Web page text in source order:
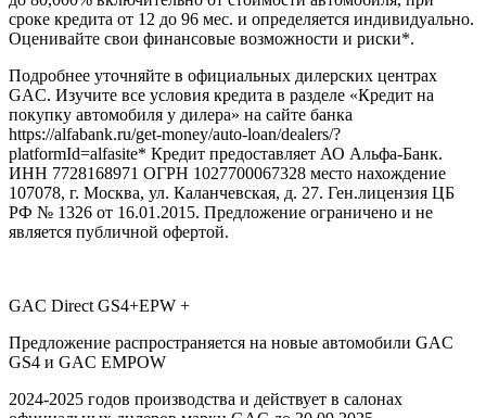
сроке кредита от 12 до 96 мес. и определяется индивидуально.
Оценивайте свои финансовые возможности и риски*.
Подробнее уточняйте в официальных дилерских центрах
GAC. Изучите все условия кредита в разделе «Кредит на
покупку автомобиля у дилера» на сайте банка
https://alfabank.ru/get-money/auto-loan/dealers/?
platformId=alfasite* Кредит предоставляет АО Альфа-Банк.
ИНН 7728168971 ОГРН 1027700067328 место нахождение
107078, г. Москва, ул. Каланчевская, д. 27. Ген.лицензия ЦБ
РФ № 1326 от 16.01.2015. Предложение ограничено и не
является публичной офертой.
GAC Direct GS4+EPW +
Предложение распространяется на новые автомобили GAC
GS4 и GAC EMPOW
2024-2025 годов производства и действует в салонах